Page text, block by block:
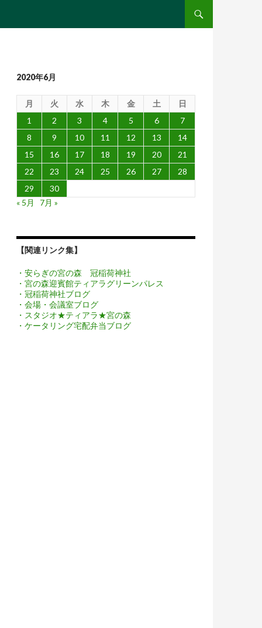
2020年6月
月 火 水 木 金 土
日
1
2 3 4 5 6
7
8
9 10 11 12 13
14
15
16 17 18 19 20
21
22
23 24 25 26 27
28
29
30
« 5月
7月 »
【関連リンク集】
・安らぎの宮の森 冠稲荷神社
・宮の森迎賓館ティアラグリーンパレス
・冠稲荷神社ブログ
・会場・会議室ブログ
・スタジオ★ティアラ★宮の森
・ケータリング宅配弁当ブログ